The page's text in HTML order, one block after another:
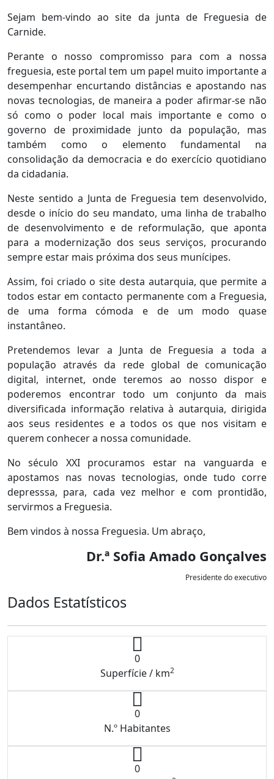
Sejam bem-vindo ao site da junta de Freguesia de
Carnide.
Perante o nosso compromisso para com a nossa
freguesia, este portal tem um papel muito importante a
desempenhar encurtando distâncias e apostando nas
novas tecnologias, de maneira a poder afirmar-se não
só como o poder local mais importante e como o
governo de proximidade junto da população, mas
também como o elemento fundamental na
consolidação da democracia e do exercício quotidiano
da cidadania.
Neste sentido a Junta de Freguesia tem desenvolvido,
desde o início do seu mandato, uma linha de trabalho
de desenvolvimento e de reformulação, que aponta
para a modernização dos seus serviços, procurando
sempre estar mais próxima dos seus munícipes.
Assim, foi criado o site desta autarquia, que permite a
todos estar em contacto permanente com a Freguesia,
de uma forma cómoda e de um modo quase
instantâneo.
Pretendemos levar a Junta de Freguesia a toda a
população através da rede global de comunicação
digital, internet, onde teremos ao nosso dispor e
poderemos encontrar todo um conjunto da mais
diversificada informação relativa à autarquia, dirigida
aos seus residentes e a todos os que nos visitam e
querem conhecer a nossa comunidade.
No século XXI procuramos estar na vanguarda e
apostamos nas novas tecnologias, onde tudo corre
depresssa, para, cada vez melhor e com prontidão,
servirmos a Freguesia.
Bem vindos à nossa Freguesia. Um abraço,
Dr.ª Sofia Amado Gonçalves
Presidente do executivo
Dados Estatísticos
0
Superfície / km2
0
N.º Habitantes
0